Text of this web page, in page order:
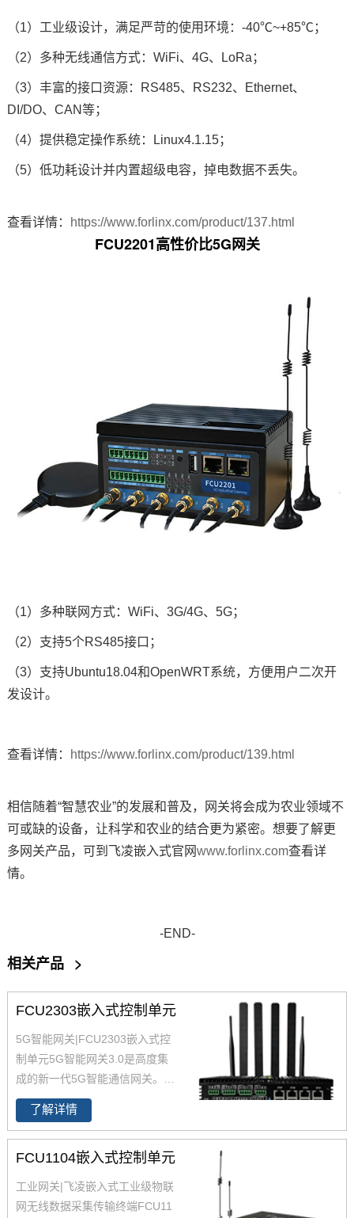
（1）工业级设计，满足严苛的使用环境：-40℃~+85℃；
（2）多种无线通信方式：WiFi、4G、LoRa；
（3）丰富的接口资源：RS485、RS232、Ethernet、
DI/DO、CAN等；
（4）提供稳定操作系统：Linux4.1.15；
（5）低功耗设计并内置超级电容，掉电数据不丢失。
查看详情： https://www.forlinx.com/product/137.html
FCU2201高性价比5G网关
（1）多种联网方式：WiFi、3G/4G、5G；
（2）支持5个RS485接口；
（3）支持Ubuntu18.04和OpenWRT系统，方便用户二次开
发设计。
查看详情： https://www.forlinx.com/product/139.html
相信随着“智慧农业”的发展和普及，网关将会成为农业领域不
可或缺的设备，让科学和农业的结合更为紧密。想要了解更
多网关产品，可到飞凌嵌入式官网www.forlinx.com查看详
情。
-END-
相关产品 >
FCU2303嵌入式控制单元
5G智能网关|FCU2303嵌入式控
制单元5G智能网关3.0是高度集
成的新一代5G智能通信网关。
G智能网关高算力CPU，采用无
风扇设计，提供强大的边缘计算
能力的同时保证系统长时间稳定
运行。5G网关支持全网通5G模
了解详情
FCU1104嵌入式控制单元
工业网关|飞凌嵌入式工业级物联
网无线数据采集传输终端FCU11